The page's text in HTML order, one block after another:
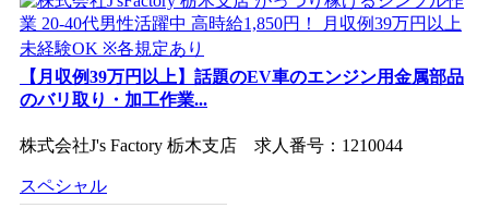
【月収例39万円以上】話題のEV車のエンジン用金属部品
のバリ取り・加工作業...
株式会社J's Factory 栃木支店 求人番号：1210044
スペシャル